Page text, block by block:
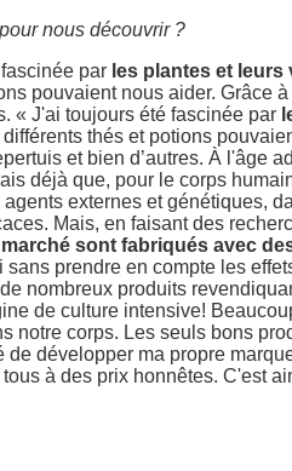
nous découvrir ?
par les plantes et leurs
pouvaient nous aider. Grâce
« J'ai toujours été fascinée par
thés et potions
et bien d’autres. À l'âge
déjà que, pour le corps
externes et génétiques,
Mais, en faisant des
sont fabriqués avec
prendre en compte les
nombreux produits
de culture intensive!
corps. Les seuls bons
développer ma propre
à des prix honnêtes. C'est